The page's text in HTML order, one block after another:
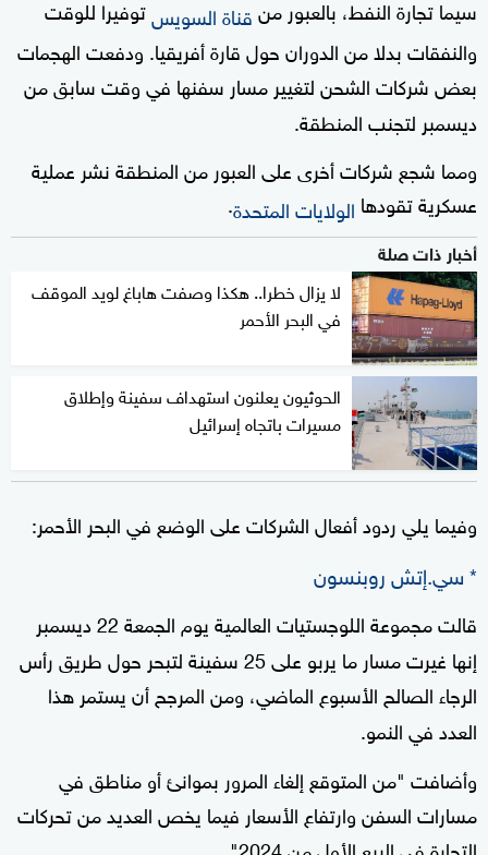
سيما تجارة النفط، بالعبور منقناة السويستوفيرا للوقت
والنفقات بدلا من الدوران حول قارة أفريقيا. ودفعت الهجمات
بعض شركات الشحن لتغيير مسار سفنها في وقت سابق من
ديسمبر لتجنب المنطقة.
ومما شجع شركات أخرى على العبور من المنطقة نشر عملية
عسكرية تقودها الولايات المتحدة.
أخبار ذات صلة
لا يزال خطرا.. هكذا وصفت هاباغ لويد الموقف
في البحر الأحمر
الحوثيون يعلنون استهداف سفينة وإطلاق
مسيرات باتجاه إسرائيل
وفيما يلي ردود أفعال الشركات على الوضع في البحر الأحمر:
* سي.إتش روبنسون
قالت مجموعة اللوجستيات العالمية يوم الجمعة 22 ديسمبر
إنها غيرت مسار ما يربو على 25 سفينة لتبحر حول طريق رأس
الرجاء الصالح الأسبوع الماضي، ومن المرجح أن يستمر هذا
العدد في النمو.
وأضافت "من المتوقع إلغاء المرور بموانئ أو مناطق في
مسارات السفن وارتفاع الأسعار فيما يخص العديد من تحركات